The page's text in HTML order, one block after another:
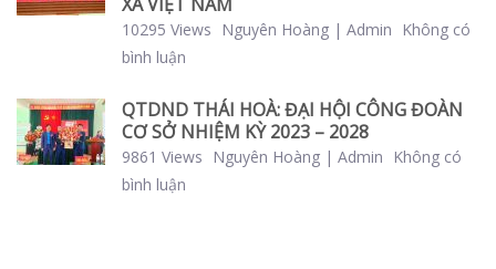
10295 Views Nguyên Hoàng | Admin
Không có
bình luận
QTDND THÁI HOÀ: ĐẠI HỘI CÔNG ĐOÀN
CƠ SỞ NHIỆM KỲ 2023 – 2028
9861 Views Nguyên Hoàng | Admin
Không có
bình luận